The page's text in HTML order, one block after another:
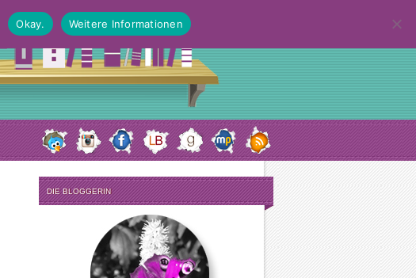
DIE BLOGGERIN
Okay. Weitere Informationen